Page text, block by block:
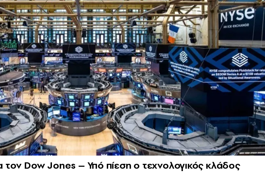
Dow Jones – Υπό πίεση ο τεχνολογικός κλάδος